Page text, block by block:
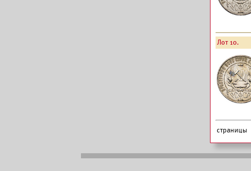
Лот 10.
страницы